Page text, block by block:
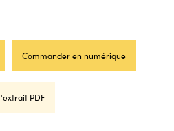
Commander en numérique
PDF